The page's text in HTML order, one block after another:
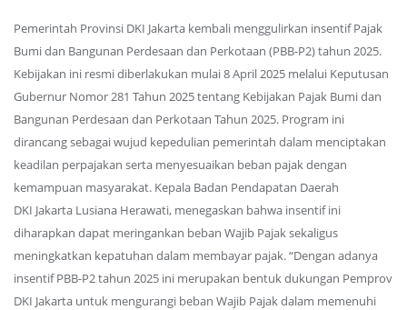
Pemerintah Provinsi DKI Jakarta kembali menggulirkan insentif Pajak
Bumi dan Bangunan Perdesaan dan Perkotaan (PBB-P2) tahun 2025.
Kebijakan ini resmi diberlakukan mulai 8 April 2025 melalui Keputusan
Gubernur Nomor 281 Tahun 2025 tentang Kebijakan Pajak Bumi dan
Bangunan Perdesaan dan Perkotaan Tahun 2025. Program ini
dirancang sebagai wujud kepedulian pemerintah dalam menciptakan
keadilan perpajakan serta menyesuaikan beban pajak dengan
kemampuan masyarakat. Kepala Badan Pendapatan Daerah
DKI Jakarta Lusiana Herawati, menegaskan bahwa insentif ini
diharapkan dapat meringankan beban Wajib Pajak sekaligus
meningkatkan kepatuhan dalam membayar pajak. “Dengan adanya
insentif PBB-P2 tahun 2025 ini merupakan bentuk dukungan Pemprov
DKI Jakarta untuk mengurangi beban Wajib Pajak dalam memenuhi